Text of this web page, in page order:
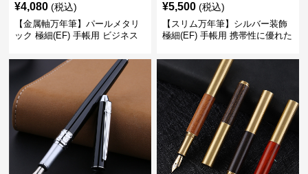
¥4,080 (税込)
【金属軸万年筆】パールメタリ
ック 極細(EF) 手帳用 ビジネス
る
¥5,500 (税込)
【スリム万年筆】シルバー装飾
極細(EF) 手帳用 携帯性に優れた
ートに筆記